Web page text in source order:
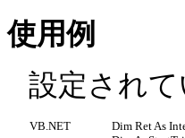
使用例
設定され
VB.NET
Dim Ret As